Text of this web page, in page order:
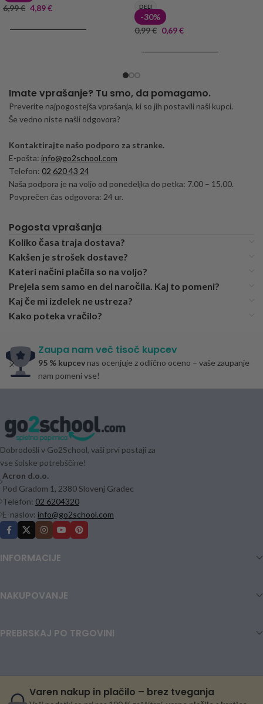
6,99€ 4,89€ DELI
-30%
0,99€ 0,69€
Imate vprašanje? Tu smo, da pomagamo.
Preverite najpogostejša vprašanja, ki so jih postavili naši kupci.
Še vedno niste našli odgovora?
Kontaktirajte našo podporo za stranke.
E-pošta: info@go2school.com
Telefon: 02 620 43 24
Naša podpora je na voljo od ponedeljka do petka: 7.00 – 15.00.
Povprečen čas odgovora: 24 ur.
Pogosta vprašanja
Koliko časa traja dostava?
Kakšen je strošek dostave?
Kateri načini plačila so na voljo?
Prejela sem samo en del naročila. Kaj to pomeni?
Kaj če mi izdelek ne ustreza?
Kako poteka vračilo?
Zaupa nam več tisoč kupcev
95 % kupcev nas ocenjuje z odlično oceno – vaše zaupanje
nam pomeni vse!
Dobrodošli v Go2School, vaši prvi postaji za
vse šolske potrebščine!
Acron d.o.o.
Pod Gradom 1, 2380 Slovenj Gradec
Telefon: 02 6204320
E-naslov: info@go2school.com
INFORMACIJE
NAKUPOVANJE
PREBRSKAJ PO TRGOVINI
Varen nakup in plačilo – brez tveganja